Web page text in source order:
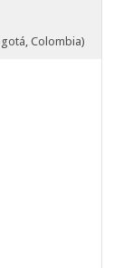
Colombia)